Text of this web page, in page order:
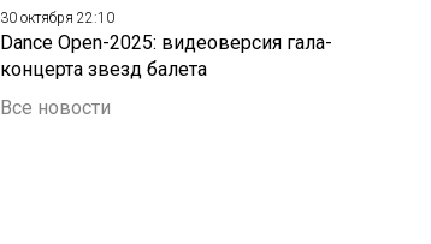
30 октября 22:10
Dance Open-2025: видеоверсия гала-
концерта звезд балета
Все новости